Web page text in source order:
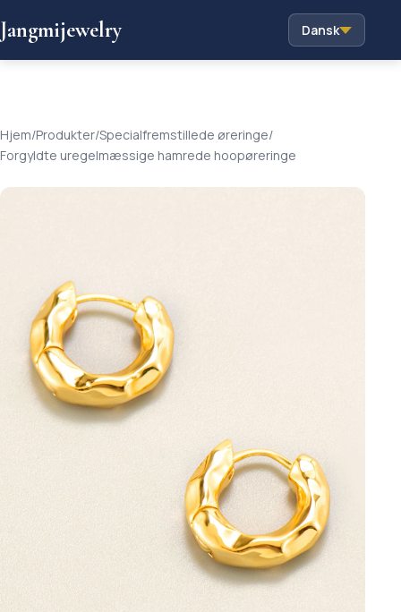
Jangmijewelry Dansk
Hjem/Produkter/Specialfremstillede øreringe/
Forgyldte uregelmæssige hamrede hoopøreringe